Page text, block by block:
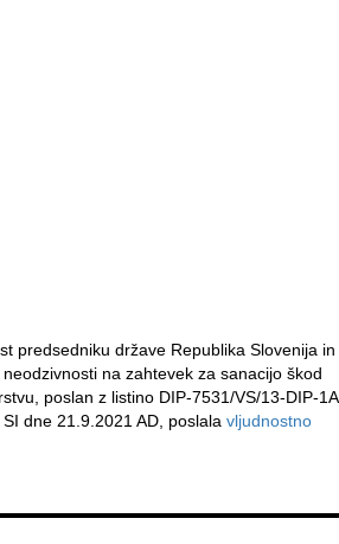
predsedniku države Republika Slovenija in
na zahtevek za sanacijo škod
poslan z listino DIP-7531/VS/13-DIP-1A
dne 21.9.2021 AD, poslala vljudnostno